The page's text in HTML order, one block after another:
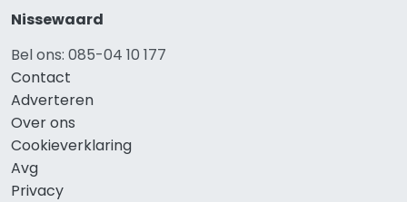
Nissewaard
Bel ons: 085-04 10 177
Contact
Adverteren
Over ons
Cookieverklaring
Avg
Privacy